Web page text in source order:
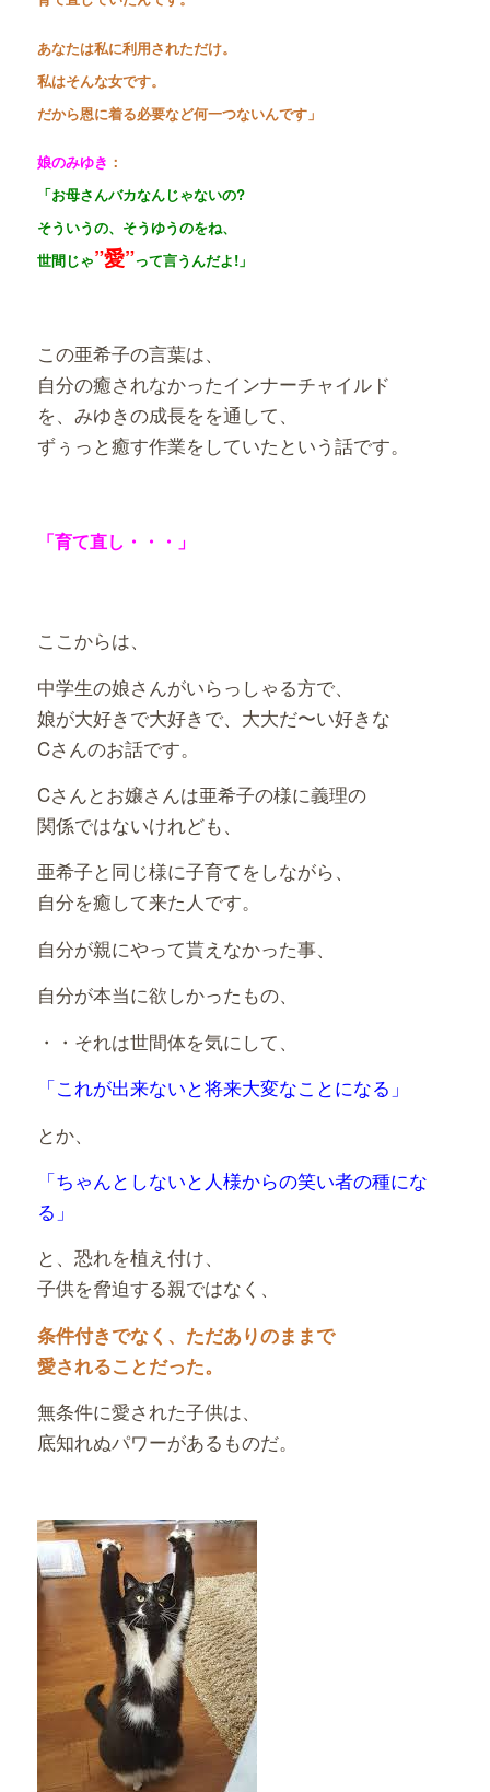
あなたは私に利用されただけ。
私はそんな女です。
だから恩に着る必要など何一つないんです」
娘のみゆき ：
「お母さんバカなんじゃないの?
そういうの、そうゆうのをね、
世間じゃ”愛”って言うんだよ!」
この亜希子の言葉は、
自分の癒されなかったインナーチャイルド
を、みゆきの成長をを通して、
ずぅっと癒す作業をしていたという話です。
「育て直し・・・」
ここからは、
中学生の娘さんがいらっしゃる方で、
娘が大好きで大好きで、大大だ〜い好きな
Cさんのお話です。
Cさんとお嬢さんは亜希子の様に義理の
関係ではないけれども、
亜希子と同じ様に子育てをしながら、
自分を癒して来た人です。
自分が親にやって貰えなかった事、
自分が本当に欲しかったもの、
・・それは世間体を気にして、
「これが出来ないと将来大変なことになる」
とか、
「ちゃんとしないと人様からの笑い者の種にな
る」
と、恐れを植え付け、
子供を脅迫する親ではなく、
条件付きでなく、ただありのままで
愛されることだった。
無条件に愛された子供は、
底知れぬパワーがあるものだ。